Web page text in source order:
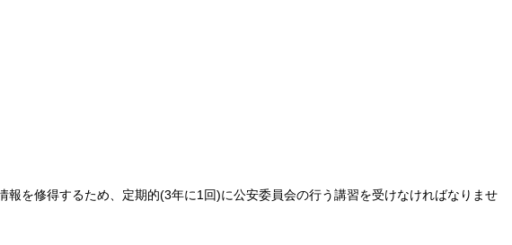
を修得するため、定期的(3年に1回)に公安委員会の行う講習を受けなければなりませ